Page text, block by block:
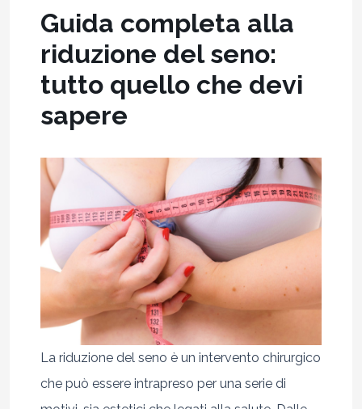
Guida completa alla
riduzione del seno:
tutto quello che devi
sapere
La riduzione del seno è un intervento chirurgico
che può essere intrapreso per una serie di